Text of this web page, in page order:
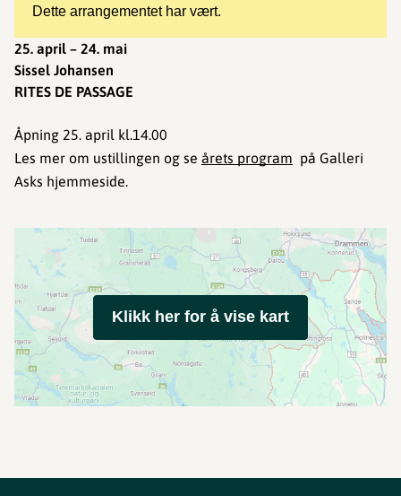
Dette arrangementet har vært.
25. april – 24. mai
Sissel Johansen
RITES DE PASSAGE
Åpning 25. april kl.14.00​​​
Les mer om ustillingen og se årets program på Galleri
Asks hjemmeside.
Klikk her for å vise kart